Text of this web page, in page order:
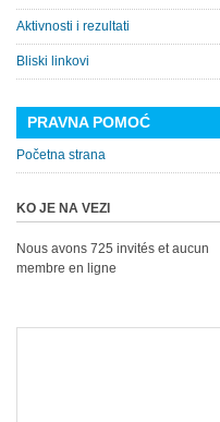
Aktivnosti i rezultati
Bliski linkovi
PRAVNA POMOĆ
Početna strana
KO JE NA VEZI
Nous avons 725 invités et aucun
membre en ligne